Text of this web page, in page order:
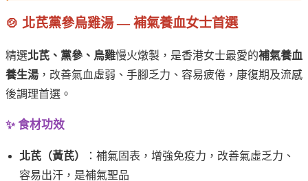
🍲 北芪黨參烏雞湯 — 補氣養血女士首選
精選北芪、黨參、烏雞慢火燉製，是香港女士最愛的補氣養血
養生湯 ，改善氣血虛弱、手腳乏力、容易疲倦，康復期及流感
後調理首選。
✨ 食材功效
北芪（黃芪）
：補氣固表，增強免疫力，改善氣虛乏力、
容易出汗，是補氣聖品